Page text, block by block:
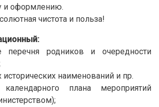
и оформлению.
чистота и польза!
перечня родников и очередности
наименований и пр.
плана мероприятий